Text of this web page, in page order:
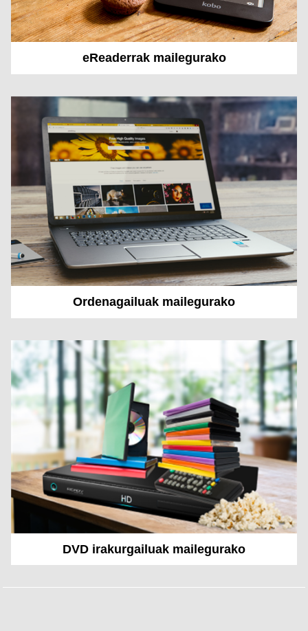
eReaderrak mailegurako
Ordenagailuak mailegurako
DVD irakurgailuak mailegurako